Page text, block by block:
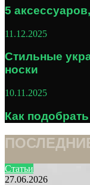
5
11.12.2025
Стильные
носки
10.11.2025
Как
Статьи
27.06.2026